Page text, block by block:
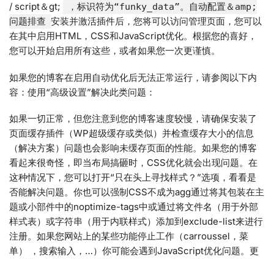
/ script＆gt;
，标识符为“funky_data”。自动配置＆amp;
问题排查 安装并激活插件后，您将可以访问管理页面，您可以
在其中启用HTML，CSS和JavaScript优化。根据您的喜好，
您可以开始启用所有这些，或者如果您一次更谨慎。
如果您的博客在启用自动优化后无法正常运行，请参阅以下内
容：使用“高级设置”解决此类问题：
如果一切正常，但您注意到您的博客速度较慢，请确保安装了
页面缓存插件（WP超级缓存或类似）并检查缓存大小的信息
（解决方案）问题也会影响未缓存页面的性能。如果您的博客
看起来很奇怪，即当布局搞砸时，CSS优化就会出现问题。在
这种情况下，您可以打开“只在头上寻找样式？”选项，看看是
否能解决问题。你也可以强制CSS不成为agg通过将其包装在主
题或小部件中的noptimize-tags中或通过将文件名（用于外部
样式表）或字符串（用于内联样式）添加到exclude-list来进行
注册。如果您网站上的某些功能停止工作（carroussel，菜
单） ，搜索输入，…）你可能会遇到JavaScript优化问题。更